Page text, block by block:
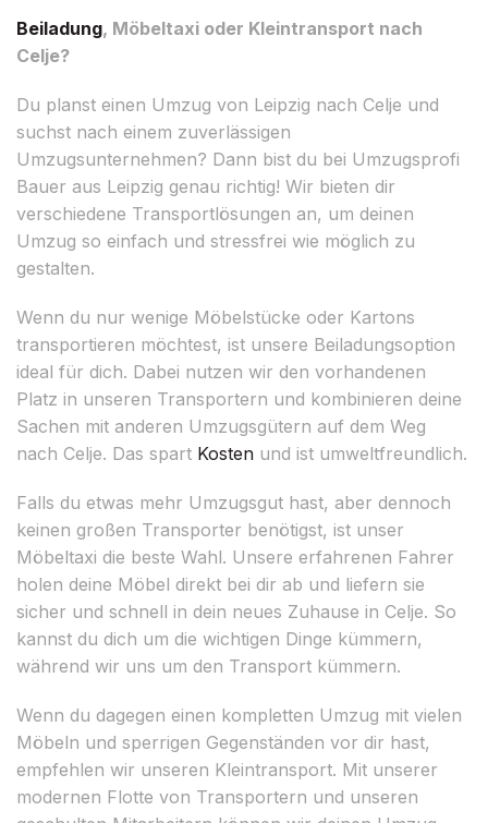
Beiladung, Möbeltaxi oder Kleintransport nach
Celje?
Du planst einen Umzug von Leipzig nach Celje und
suchst nach einem zuverlässigen
Umzugsunternehmen? Dann bist du bei Umzugsprofi
Bauer aus Leipzig genau richtig! Wir bieten dir
verschiedene Transportlösungen an, um deinen
Umzug so einfach und stressfrei wie möglich zu
gestalten.
Wenn du nur wenige Möbelstücke oder Kartons
transportieren möchtest, ist unsere Beiladungsoption
ideal für dich. Dabei nutzen wir den vorhandenen
Platz in unseren Transportern und kombinieren deine
Sachen mit anderen Umzugsgütern auf dem Weg
nach Celje. Das spart Kosten und ist umweltfreundlich.
Falls du etwas mehr Umzugsgut hast, aber dennoch
keinen großen Transporter benötigst, ist unser
Möbeltaxi die beste Wahl. Unsere erfahrenen Fahrer
holen deine Möbel direkt bei dir ab und liefern sie
sicher und schnell in dein neues Zuhause in Celje. So
kannst du dich um die wichtigen Dinge kümmern,
während wir uns um den Transport kümmern.
Wenn du dagegen einen kompletten Umzug mit vielen
Möbeln und sperrigen Gegenständen vor dir hast,
empfehlen wir unseren Kleintransport. Mit unserer
modernen Flotte von Transportern und unseren